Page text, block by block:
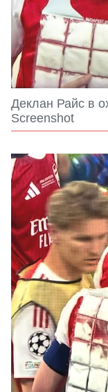
Деклан Райс в
Screenshot